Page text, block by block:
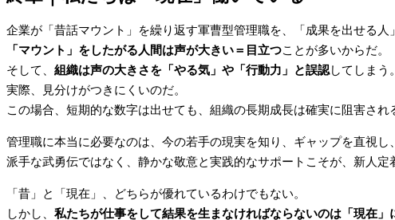
企業が「昔話マウント」を繰り返す軍曹型管理職を、「成果を出せる人
「マウント」をしたがる人間は声が大きい＝目立つことが多いからだ。
そして、 組織は声の大きさを「やる気」や「行動力」と誤認してしまう。
実際、見分けがつきにくいのだ。
この場合、短期的な数字は出せても、組織の長期成長は確実に阻害され
管理職に本当に必要なのは、今の若手の現実を知り、ギャップを直視し
派手な武勇伝ではなく、静かな敬意と実践的なサポートこそが、新人定
「昔」と「現在」、どちらが優れているわけでもない。
しかし、 私たちが仕事をして結果を生まなければならないのは「現在」